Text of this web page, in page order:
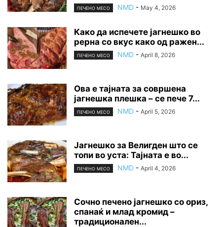
ПЕЧЕНО МЕСО NMD - May 4, 2026
Како да испечете јагнешко во
рерна со вкус како од ражен...
ПЕЧЕНО МЕСО NMD - April 8, 2026
Ова е тајната за совршена
јагнешка плешка – се пече 7...
ПЕЧЕНО МЕСО NMD - April 5, 2026
Јагнешко за Велигден што се
топи во уста: Тајната е во...
ПЕЧЕНО МЕСО NMD - April 4, 2026
Сочно печено јагнешко со ориз,
спанаќ и млад кромид –
традиционален...